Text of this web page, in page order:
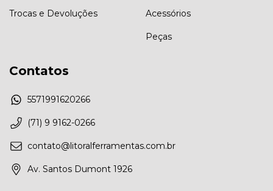
Trocas e Devoluções Acessórios
Peças
Contatos
5571991620266
(71) 9 9162-0266
contato@litoralferramentas.com.br
Av. Santos Dumont 1926